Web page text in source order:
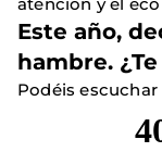
Este año,
hambre.
Podéis